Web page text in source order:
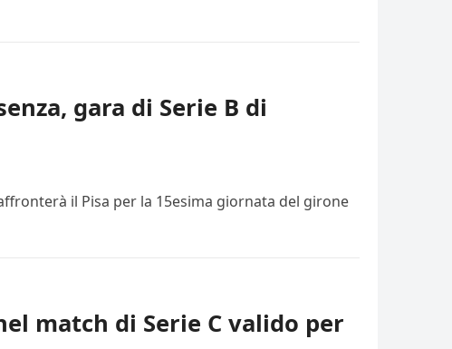
gara di Serie B di
il Pisa per la 15esima giornata del girone
match di Serie C valido per